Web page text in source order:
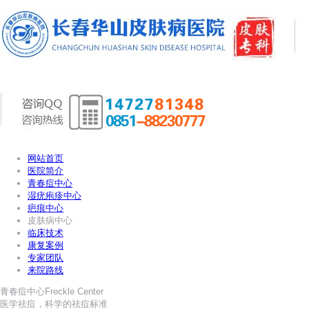
网站首页
医院简介
青春痘中心
湿疣疱疹中心
疤痕中心
皮肤病中心
临床技术
康复案例
专家团队
来院路线
青春痘中心Freckle Center
医学祛痘，科学的祛痘标准